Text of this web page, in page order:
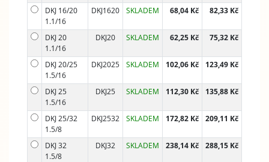
DKJ 16/20
1.1/16
DKJ1620 SKLADEM 68,04 Kč 82,33 Kč
DKJ 20
1.1/16
DKJ20 SKLADEM 62,25 Kč 75,32 Kč
DKJ 20/25
1.5/16
DKJ2025 SKLADEM 102,06 Kč 123,49 Kč
DKJ 25
1.5/16
DKJ25 SKLADEM 112,30 Kč 135,88 Kč
DKJ 25/32
1.5/8
DKJ2532 SKLADEM 172,82 Kč 209,11 Kč
DKJ 32
1.5/8
DKJ32 SKLADEM 238,14 Kč 288,15 Kč